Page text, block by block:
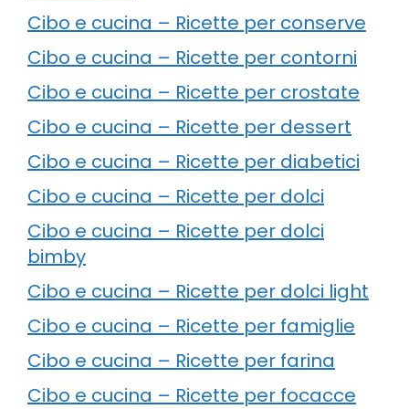
Cibo e cucina – Ricette per conserve
Cibo e cucina – Ricette per contorni
Cibo e cucina – Ricette per crostate
Cibo e cucina – Ricette per dessert
Cibo e cucina – Ricette per diabetici
Cibo e cucina – Ricette per dolci
Cibo e cucina – Ricette per dolci
bimby
Cibo e cucina – Ricette per dolci light
Cibo e cucina – Ricette per famiglie
Cibo e cucina – Ricette per farina
Cibo e cucina – Ricette per focacce